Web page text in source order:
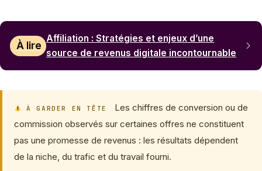
À lire
Affiliation : Stratégies et enjeux d’une
source de revenus digitale incontournable
À GARDER EN TÊTE
Les chiffres de conversion ou de
commission observés sur certaines offres ne constituent
pas une promesse de revenus : les résultats dépendent
de la niche, du trafic et du travail fourni.